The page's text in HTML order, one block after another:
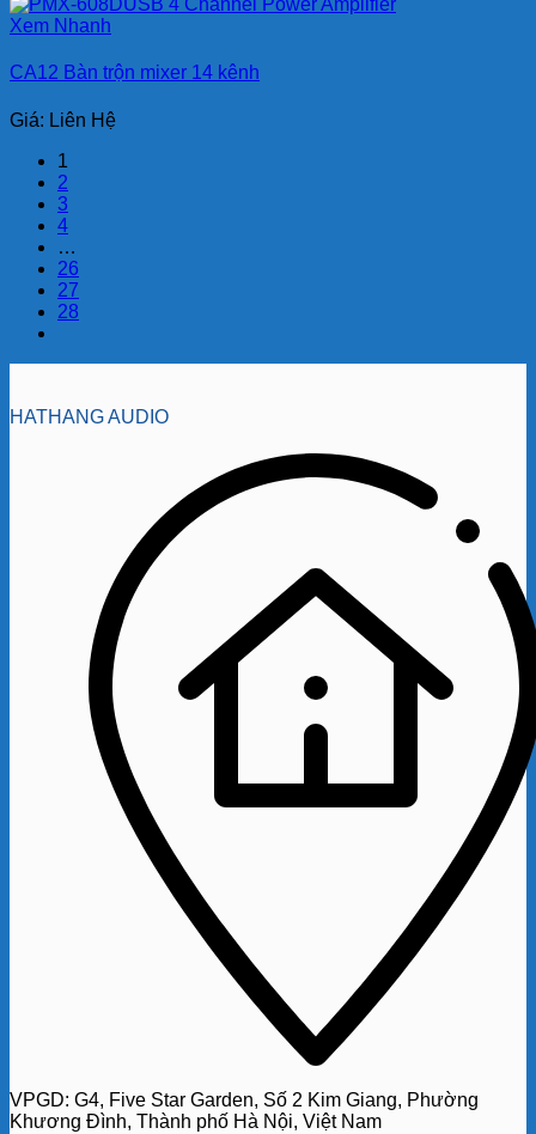
Xem Nhanh
CA12 Bàn trộn mixer 14 kênh
Giá: Liên Hệ
1
2
3
4
…
26
27
28
HATHANG AUDIO
VPGD: G4, Five Star Garden, Số 2 Kim Giang, Phường
Khương Đình, Thành phố Hà Nội, Việt Nam